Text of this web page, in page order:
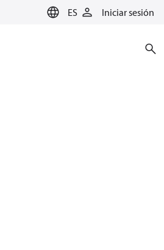
ES Iniciar sesión